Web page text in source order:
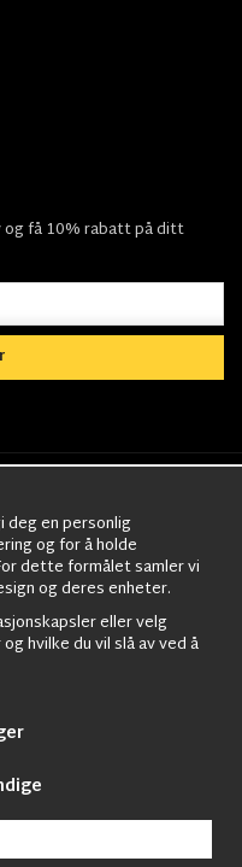
få 10% rabatt på ditt
, Ordningsvakt
Militärjackor,M65
Ryggsäckar,Vintage Army
,Gasmask,Ghillie
Natotröjor
deg en personlig
og for å holde
dette formålet samler vi
og deres enheter.
eller velg
hvilke du vil slå av ved å